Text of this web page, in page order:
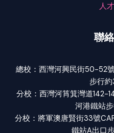
人
聯
總校：西灣河興民街50-52
步行約
分校：西灣河筲箕灣道142-
河港鐵站步
分校：將軍澳唐賢街33號
鐵站A出口